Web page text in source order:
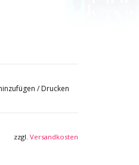
/ Drucken
zzgl. Versandkosten